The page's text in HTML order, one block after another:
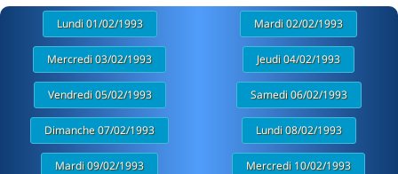
Lundi 01/02/1993 Mardi 02/02/1993
Mercredi 03/02/1993 Jeudi 04/02/1993
Vendredi 05/02/1993 Samedi 06/02/1993
Dimanche 07/02/1993 Lundi 08/02/1993
Mardi 09/02/1993 Mercredi 10/02/1993